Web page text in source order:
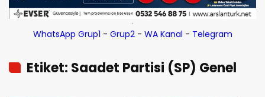
WhatsApp Grup1 - Grup2- WA Kanal - Telegram
Etiket: Saadet Partisi (SP) Genel